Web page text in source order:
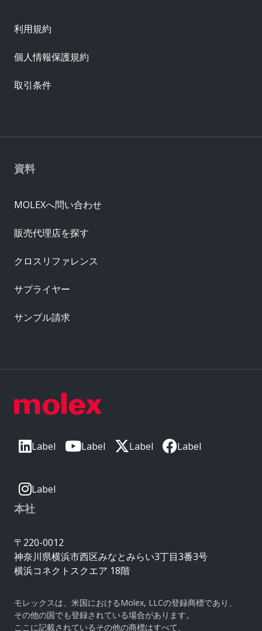
Label Label Label Label
Label
本社
〒220-0012
神奈川県横浜市西区みなとみらい3丁目3番3号
横浜コネクトスクエア 18階
モレックスは、米国におけるMolex, LLCの登録商標であり、
その他の国でも登録されている場合があります。
ここに記載されているその他の商標はすべて、
資料
MOLEXへ問い合わせ
販売代理店を探す
クロスリファレンス
サプライヤー
サンプル請求
利用規約
個人情報保護規約
取引条件